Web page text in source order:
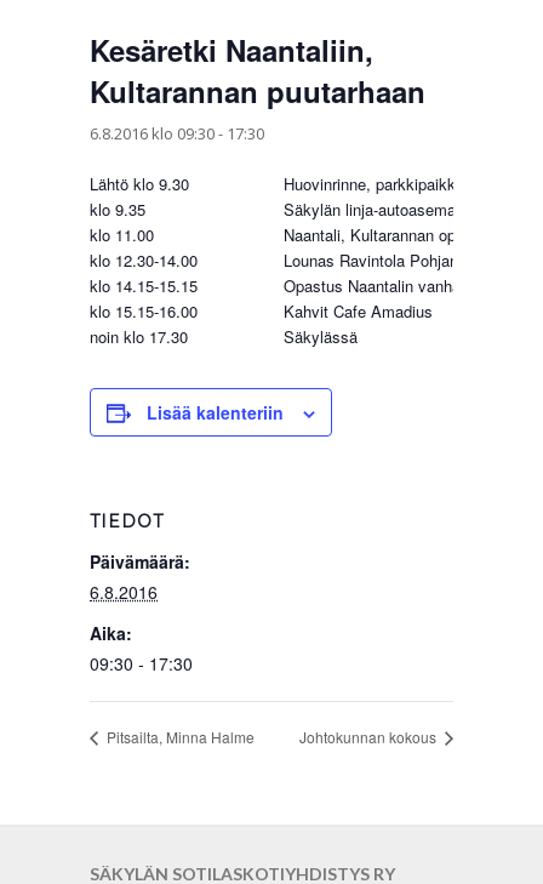
Kesäretki Naantaliin,
Kultarannan puutarhaan
6.8.2016 klo 09:30- 17:30
Lähtö klo 9.30
klo 9.35
klo 11.00
klo 12.30-14.00
klo 14.15-15.15
klo 15.15-16.00
noin klo 17.30
Huovinrinne, parkkipaikka
Säkylän linja-autoasema
Naantali, Kultarannan opastettu
Lounas Ravintola Pohjankulma
Opastus Naantalin vanhassa
Kahvit Cafe Amadius
Säkylässä
Lisää kalenteriin
TIEDOT
Päivämäärä:
6.8.2016
Aika:
09:30 - 17:30
Pitsailta, Minna Halme Johtokunnan kokous
SÄKYLÄN SOTILASKOTIYHDISTYS RY